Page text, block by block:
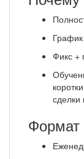
Фикс +
сделки
Формат